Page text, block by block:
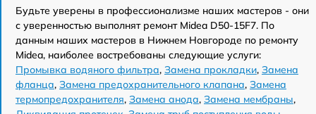
Будьте уверены в профессионализме наших мастеров - они
с уверенностью выполнят ремонт Midea D50-15F7. По
данным наших мастеров в Нижнем Новгороде по ремонту
Midea, наиболее востребованы следующие услуги:
Промывка водяного фильтра, Замена прокладки, Замена
фланца, Замена предохранительного клапана, Замена
термопредохранителя, Замена анода, Замена мембраны,